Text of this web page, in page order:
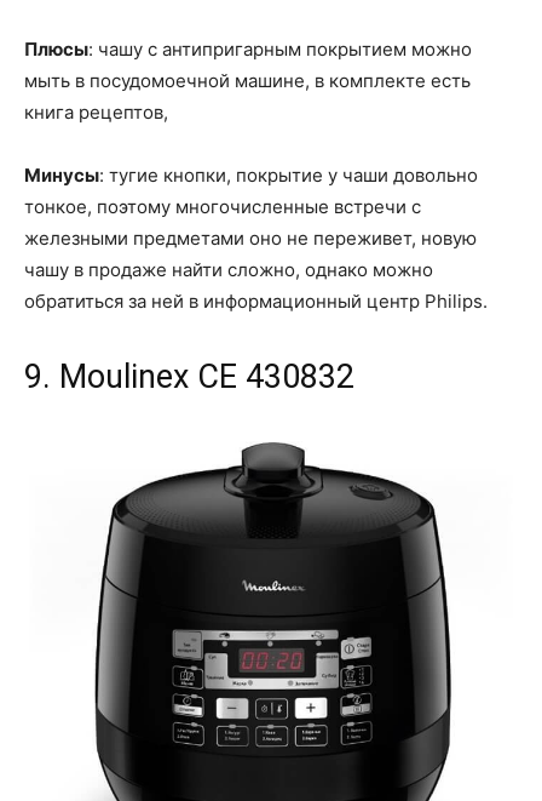
Плюсы: чашу с антипригарным покрытием можно
мыть в посудомоечной машине, в комплекте есть
книга рецептов,
Минусы: тугие кнопки, покрытие у чаши довольно
тонкое, поэтому многочисленные встречи с
железными предметами оно не переживет, новую
чашу в продаже найти сложно, однако можно
обратиться за ней в информационный центр Philips.
9. Moulinex CE 430832